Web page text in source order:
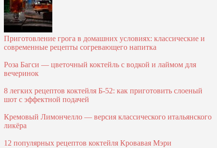
Приготовление грога в домашних условиях: классические и
современные рецепты согревающего напитка
Роза Багси — цветочный коктейль с водкой и лаймом для
вечеринок
8 легких рецептов коктейля Б-52: как приготовить слоеный
шот с эффектной подачей
Кремовый Лимончелло — версия классического итальянского
ликёра
12 популярных рецептов коктейля Кровавая Мэри